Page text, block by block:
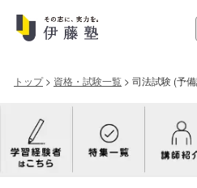
トップ> 資格・試験一覧 > 司法試験 (予